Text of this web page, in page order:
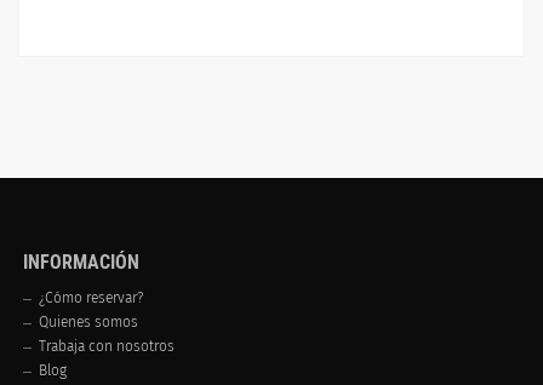
INFORMACIÓN
¿Cómo reservar?
Quienes somos
Trabaja con nosotros
Blog